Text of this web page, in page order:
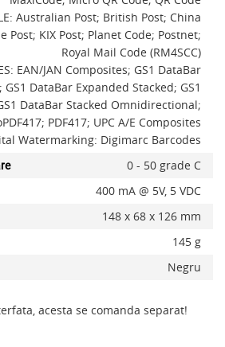
Australian Post; British Post; China
Post; KIX Post; Planet Code; Postnet;
Royal Mail Code (RM4SCC)
EAN/JAN Composites; GS1 DataBar
GS1 DataBar Expanded Stacked; GS1
DataBar Stacked Omnidirectional;
PDF417; UPC A/E Composites
Watermarking: Digimarc Barcodes
0 - 50 grade C
400 mA @ 5V, 5 VDC
148 x 68 x 126 mm
145 g
Negru
acesta se comanda separat!